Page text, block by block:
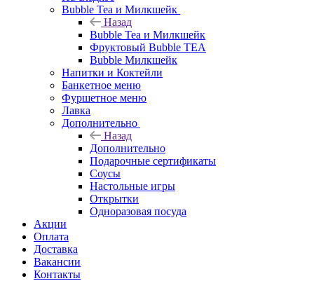
Bubble Tea и Милкшейк
Назад
Bubble Tea и Милкшейк
Фруктовый Bubble TEA
Bubble Милкшейк
Напитки и Коктейли
Банкетное меню
Фуршетное меню
Лавка
Дополнительно
Назад
Дополнительно
Подарочные сертификаты
Соусы
Настольные игры
Открытки
Одноразовая посуда
Акции
Оплата
Доставка
Вакансии
Контакты